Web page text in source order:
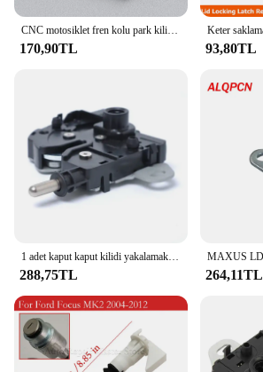
CNC motosiklet fren kolu park kilidi yakalamak için fren anahtarı tutucu Yamaha NMAX 155 NMAX 125 NSS 300/350/750 XMAX 400/300/250
170,90TL 93,80TL
1 adet kaput kaput kilidi yakalamak 3316700ac 3316700bc yedek parçaları Ford Focus MK2 c-max için Fit Kuga odak c-max
288,75TL 264,11TL